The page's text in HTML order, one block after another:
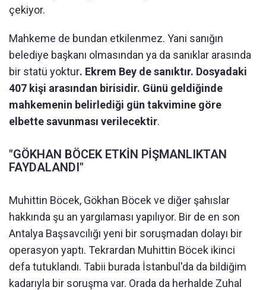
çekiyor.
Mahkeme de bundan etkilenmez. Yani sanığın
belediye başkanı olmasından ya da sanıklar arasında
bir statü yoktur. Ekrem Bey de sanıktır. Dosyadaki
407 kişi arasından birisidir. Günü geldiğinde
mahkemenin belirlediği gün takvimine göre
elbette savunması verilecektir.
"GÖKHAN BÖCEK ETKİN PİŞMANLIKTAN
FAYDALANDI"
Muhittin Böcek, Gökhan Böcek ve diğer şahıslar
hakkında şu an yargılaması yapılıyor. Bir de en son
Antalya Başsavcılığı yeni bir soruşmadan dolayı bir
operasyon yaptı. Tekrardan Muhittin Böcek ikinci
defa tutuklandı. Tabii burada İstanbul'da da bildiğim
kadarıyla bir soruşma var. Orada da herhalde Zuhal